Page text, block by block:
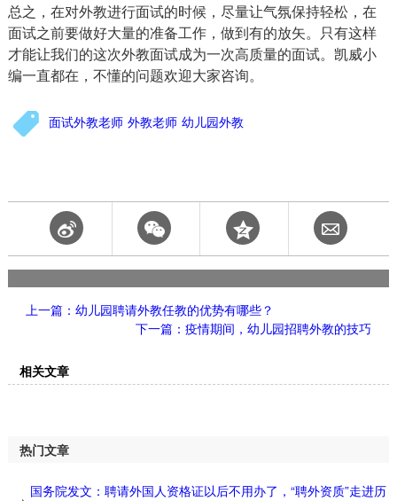
总之，在对外教进行面试的时候，尽量让气氛保持轻松，在
面试之前要做好大量的准备工作，做到有的放矢。只有这样
才能让我们的这次外教面试成为一次高质量的面试。凯威小
编一直都在，不懂的问题欢迎大家咨询。
面试外教老师 外教老师 幼儿园外教
上一篇：幼儿园聘请外教任教的优势有哪些？
下一篇：疫情期间，幼儿园招聘外教的技巧
相关文章
热门文章
国务院发文：聘请外国人资格证以后不用办了，“聘外资质”走进历